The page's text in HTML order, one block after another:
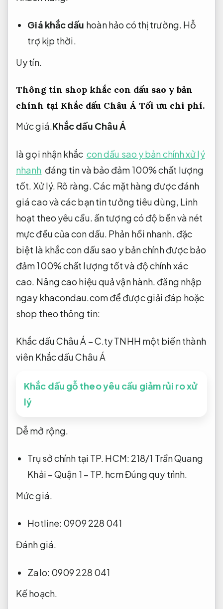
mặt hàng 100% y hình.
Dịch vụ chuyên nghiệp.
chuyển hướng trả dễ dàng nếu không hợp
Khách hàng.
Giá khắc dấuhoàn hảo có thị trường.
Uy tín.
Thông tin shop khắc con dấu sao y bản
chính tại Khắc dấu Châu Á Tối ưu chi phí.
Mức giá.Khắc dấu Châu Á
là gọi nhận khắccon dấu sao y bản chính xử lý
nhanhđáng tin và bảo đảm 100% chất lượng
tốt. Xử lý.Rõ ràng.Các mặt hàng được đánh
giá cao và các bạn tin tưởng tiêu dùng,Linh
hoạt theo yêu cầu.ấn tượng có độ bền và nét
biệt là khắc con dấu sao y bản chính được bảo
đảm 100% chất lượng tốt và độ chính xác
ngay khacondau.com để được giải đáp hoặc
shop theo thông tin:
Khắc dấu Châu Á – C.ty TNHH một biến thành
viên Khắc dấu Châu Á
Khắc dấu gỗ theo yêu cầu giảm rủi ro xử
lý
Dễ mở rộng.
Trụ sở chính tại TP. HCM: 218/1 Trần Quang
Khải – Quận 1 – TP. hcm
Mức giá.